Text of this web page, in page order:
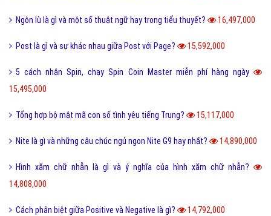
Ngôn lù là gì và một số thuật ngữ hay trong tiểu thuyết? 16,497,000
Post là gì và sự khác nhau giữa Post với Page? 15,592,000
5 cách nhận Spin, chạy Spin Coin Master miễn phí hàng ngày
15,495,000
Tổng hợp bộ mật mã con số tình yêu tiếng Trung? 15,117,000
Nite là gì và những câu chúc ngủ ngon Nite G9 hay nhất? 14,890,000
Hình xăm chữ nhẫn là gì và ý nghĩa của hình xăm chữ nhẫn?
14,808,000
Cách phân biệt giữa Positive và Negative là gì? 14,792,000